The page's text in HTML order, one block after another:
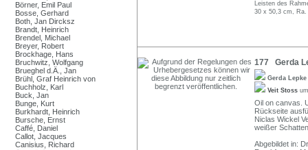
Börner, Emil Paul
Bosse, Gerhard
Both, Jan Dircksz
Brandt, Heinrich
Brendel, Michael
Breyer, Robert
Brockhage, Hans
Bruchwitz, Wolfgang
Brueghel d.Ä., Jan
Brühl, Graf Heinrich von
Buchholz, Karl
Buck, Jan
Bunge, Kurt
Burkhardt, Heinrich
Bursche, Ernst
Caffé, Daniel
Callot, Jacques
Canisius, Richard
Leisten des
30 x 50,3 cm,
177 Gerda
Gerda Lepke
Veit Stoss
Oil on canvas.
Rückseite
Niclas Wickel
weißer
Abgebildet in: